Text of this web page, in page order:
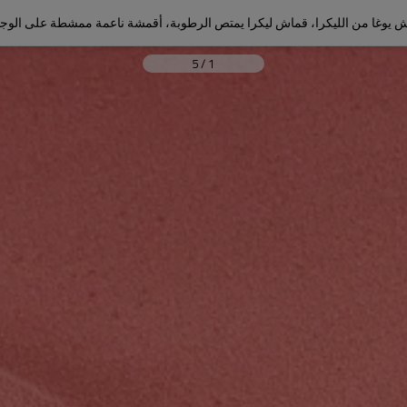
يوغا من الليكرا، قماش ليكرا يمتص الرطوبة، أقمشة ناعمة ممشطة على
1
/
5